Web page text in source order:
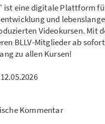
ist eine digitale Plattform
und
Videokursen. Mit
BLLV-Mitglieder ab
zu allen Kursen!
12.05.2026
Kommentar